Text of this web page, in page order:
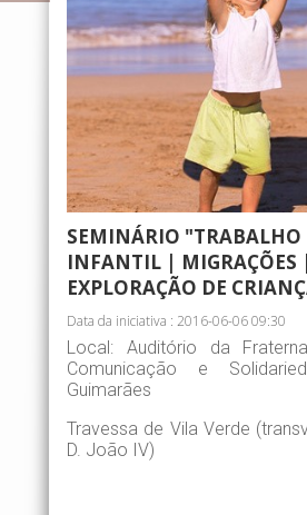
SEMINÁRIO "TRABALHO
INFANTIL | MIGRAÇÕES |
EXPLORAÇÃO DE
Data da iniciativa : 2016-06-06 09:30
Local: Auditório da
Comunicação e
Guimarães
Travessa de Vila Verde
D. João IV)